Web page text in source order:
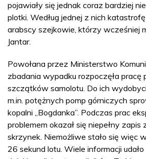
pojawiały się jednak coraz bardziej
plotki. Według jednej z nich
arabscy szejkowie, którzy wcześniej
Jantar.
Powołana przez Ministerstwo
zbadania wypadku rozpoczęła pracę
szczątków samolotu. Do ich
m.in. potężnych pomp górniczych
kopalni „Bogdanka”. Podczas prac
problemem okazał się niepełny zapis
skrzynek. Niemożliwe stało się więc
26 sekund lotu. Wiele informacji